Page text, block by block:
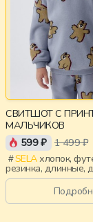
СВИТШОТ С
МАЛЬЧИКОВ
599 ₽ 1 499 ₽
SELAхлопок, футер, россия,
резинка, длинные,
рукав, манжета,
принт, вырез,
повседневный,